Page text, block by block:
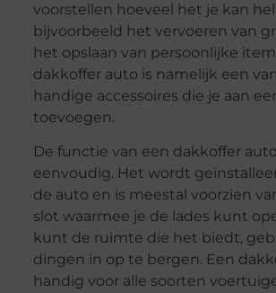
voorstellen hoeveel het je kan
bijvoorbeeld het vervoeren van
het opslaan van persoonlijke
dakkoffer auto is namelijk een
handige accessoires die je aan
toevoegen.
De functie van een dakkoffer
eenvoudig. Het wordt
de auto en is meestal voorzien
slot waarmee je de lades kunt
kunt de ruimte die het biedt,
dingen in op te bergen. Een
handig voor alle soorten